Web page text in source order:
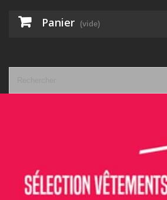
Panier (vide)